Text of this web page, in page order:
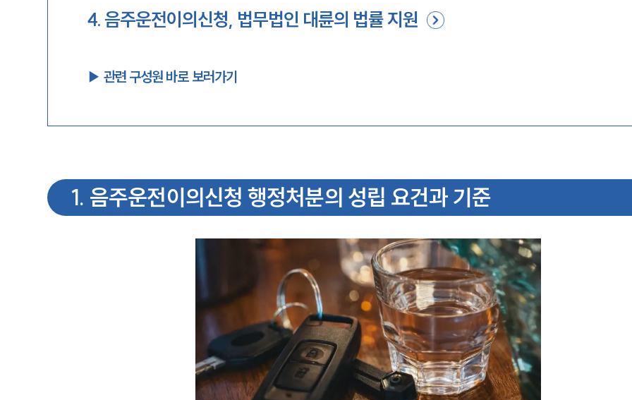
4.음주운전이의신청, 법무법인 대륜의 법률 지원
▶︎ 관련 구성원 바로 보러가기
1. 음주운전이의신청 행정처분의 성립 요건과 기준